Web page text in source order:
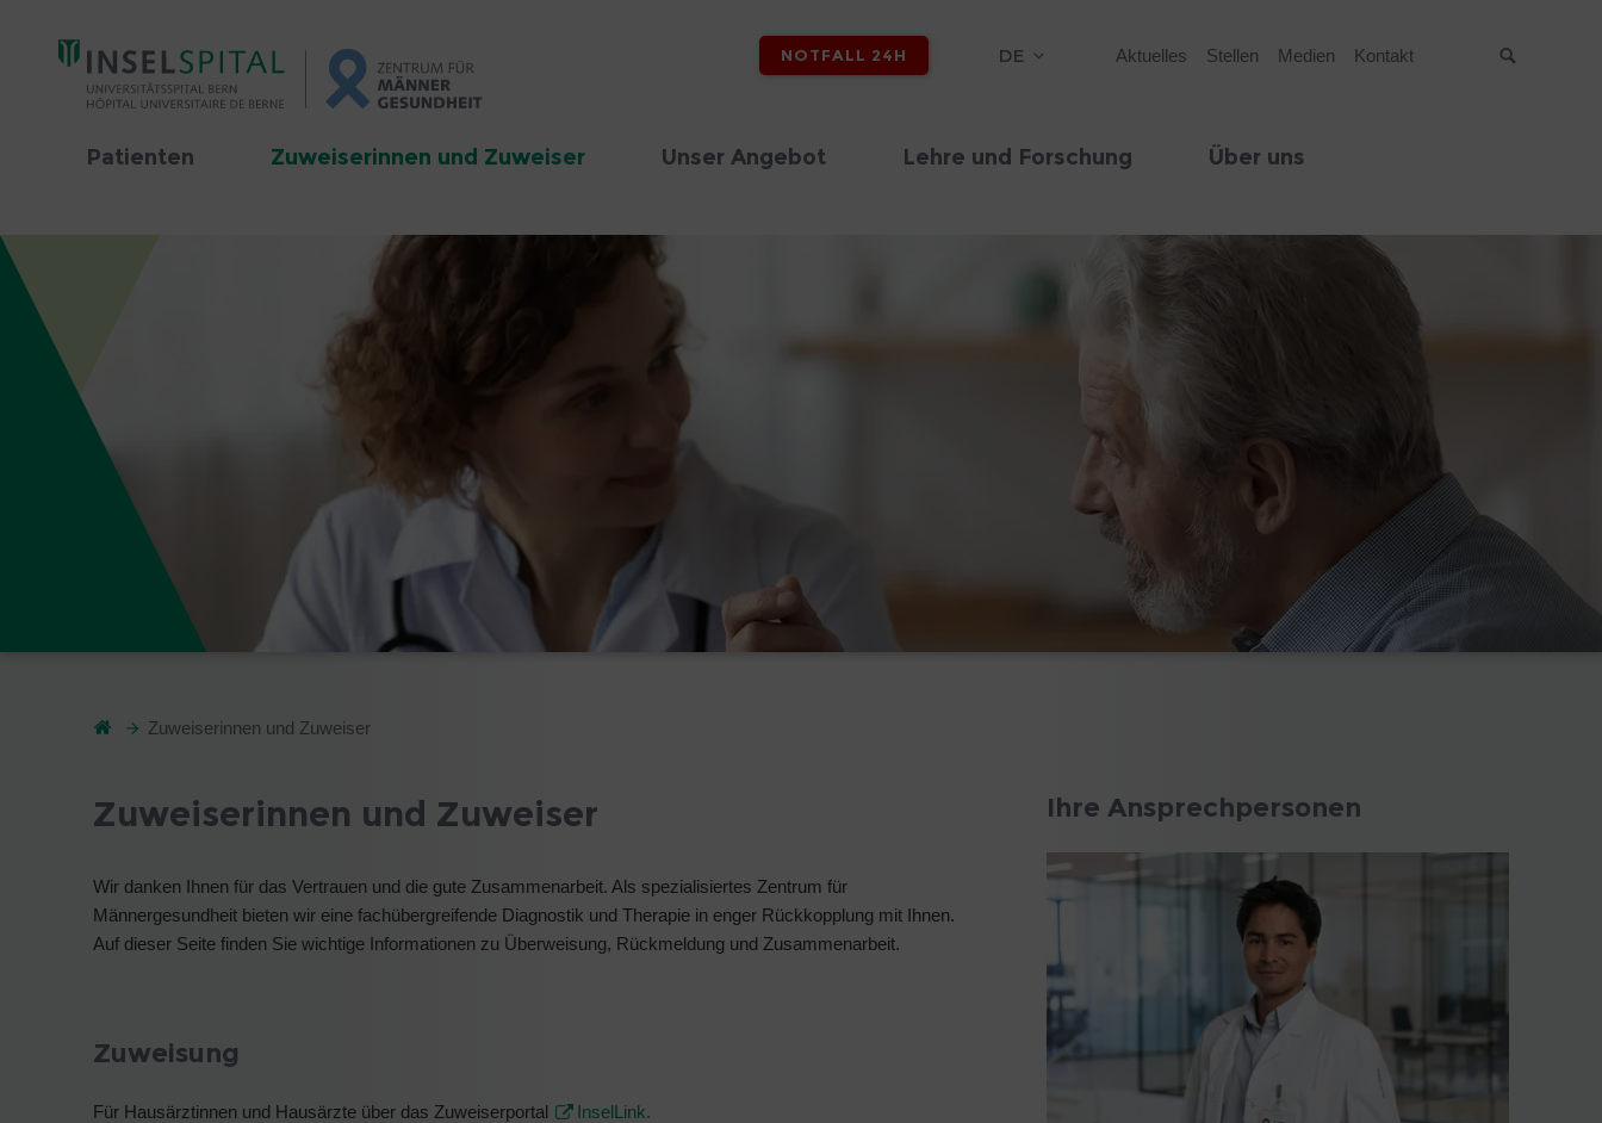
NOTFALL 24H DE Aktuelles Stellen Medien Kontakt
Patienten Zuweiserinnen und Zuweiser Unser Angebot Lehre und Forschung Über uns
Zuweiserinnen und Zuweiser
Zuweiserinnen und Zuweiser
Wir danken Ihnen für das Vertrauen und die gute Zusammenarbeit. Als spezialisiertes Zentrum für
Männergesundheit bieten wir eine fachübergreifende Diagnostik und Therapie in enger Rückkopplung mit Ihnen.
Auf dieser Seite finden Sie wichtige Informationen zu Überweisung, Rückmeldung und Zusammenarbeit.
Zuweisung
Für Hausärztinnen und Hausärzte über das Zuweiserportal InselLink.
Ihre Ansprechpersonen